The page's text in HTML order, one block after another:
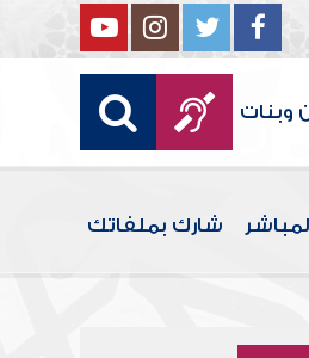
وبنات
شارك بملفاتك